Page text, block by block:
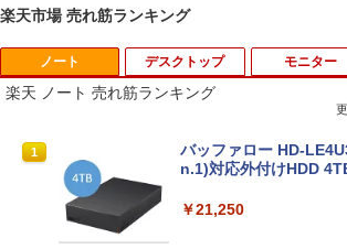
楽天市場 売れ筋ランキング
ノート
楽天 ノート 売れ筋ランキング
1
バッファロー HD-
n.1)対応外付けHDD
￥21,250
デスクトップ モニター